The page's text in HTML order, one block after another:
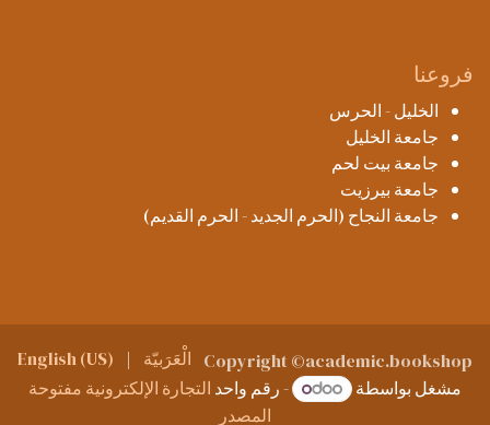
فروعنا
الخليل - الحرس
جامعة الخليل
جامعة بيت لحم
جامعة بيرزيت
جامعة النجاح (الحرم الجديد - الحرم القديم)
Copyright ©academic.bookshop الْعَرَبيّة |
English (US)
مشغل بواسطة
- رقم واحد التجارة الإلكترونية مفتوحة
المصدر